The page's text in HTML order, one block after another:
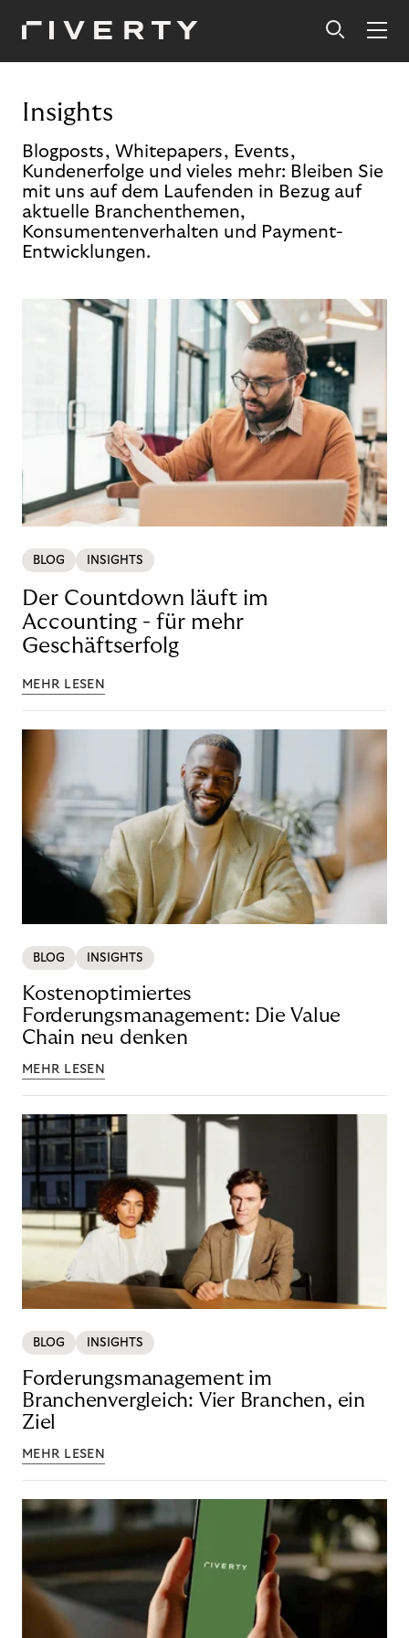
Insights
Blogposts, Whitepapers, Events,
Kundenerfolge und vieles mehr: Bleiben Sie
mit uns auf dem Laufenden in Bezug auf
aktuelle Branchenthemen,
Konsumentenverhalten und Payment-
Entwicklungen.
BLOG INSIGHTS
Der Countdown läuft im
Accounting - für mehr
Geschäftserfolg
MEHR LESEN
BLOG INSIGHTS
Kostenoptimiertes
Forderungsmanagement: Die Value
Chain neu denken
MEHR LESEN
BLOG INSIGHTS
Forderungsmanagement im
Branchenvergleich: Vier Branchen, ein
Ziel
MEHR LESEN